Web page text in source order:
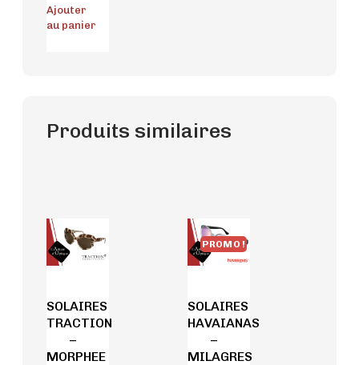
Ajouter
au panier
Produits similaires
SOLAIRES
TRACTION
–
MORPHEE
PROMO !
SOLAIRES
HAVAIANAS
–
MILAGRES